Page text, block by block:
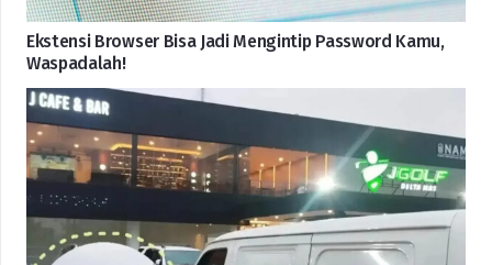
Ekstensi Browser Bisa Jadi Mengintip Password Kamu,
Waspadalah!